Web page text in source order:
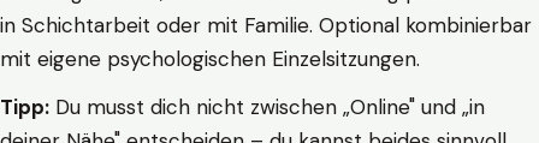
in Schichtarbeit oder mit Familie. Optional kombinierbar
mit eigene psychologischen Einzelsitzungen.
Tipp: Du musst dich nicht zwischen „Online" und „in